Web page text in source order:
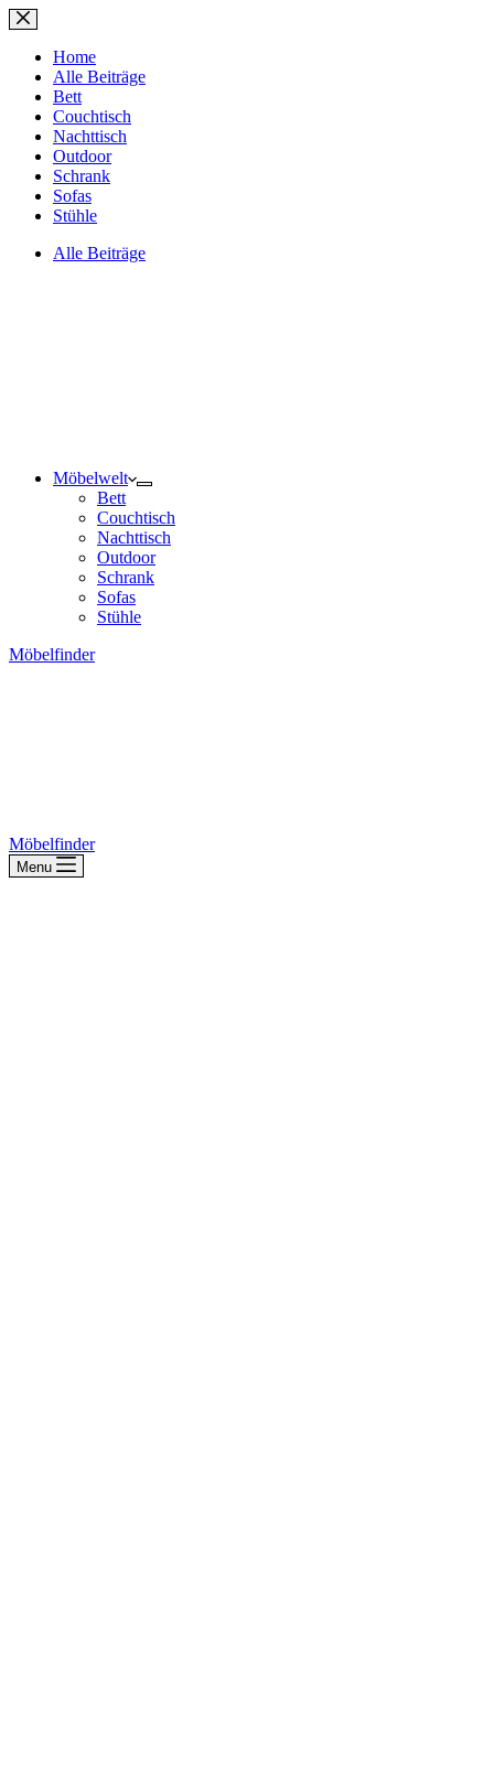
Zum
springenHome
Alle Beiträge
Bett
Couchtisch
Nachttisch
Outdoor
Schrank
Sofas
Stühle
Alle Beiträge
Möbelwelt
Bett
Couchtisch
Nachttisch
Outdoor
Schrank
Sofas
Stühle
Möbelfinder
Möbelfinder
Menu